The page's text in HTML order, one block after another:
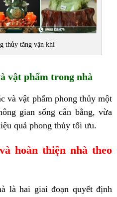
thủy tăng vận khí
vật phẩm trong nhà
và vật phẩm phong thủy một
gian sống cân bằng, vừa
quả phong thủy tối ưu.
hoàn thiện nhà theo
là hai giai đoạn quyết định